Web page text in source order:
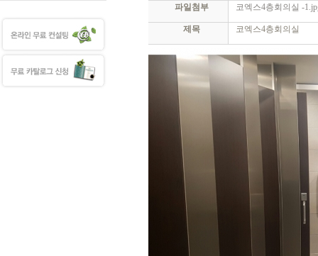
파일첨부 코엑스4층회의실 -
제목 코엑스4층회의실